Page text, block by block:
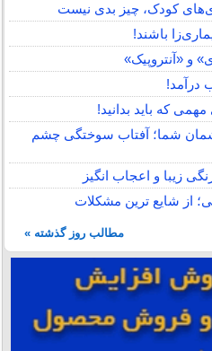
کودک، چیز بدی نیست
و «آنتروپیک»
درآمد!
که باید بدانید!
شما؛ آفتاب سوختگی چشم
زیبا و اعجاب انگیز
از شایع ترین مشکلات
مطالب روز گذشته »